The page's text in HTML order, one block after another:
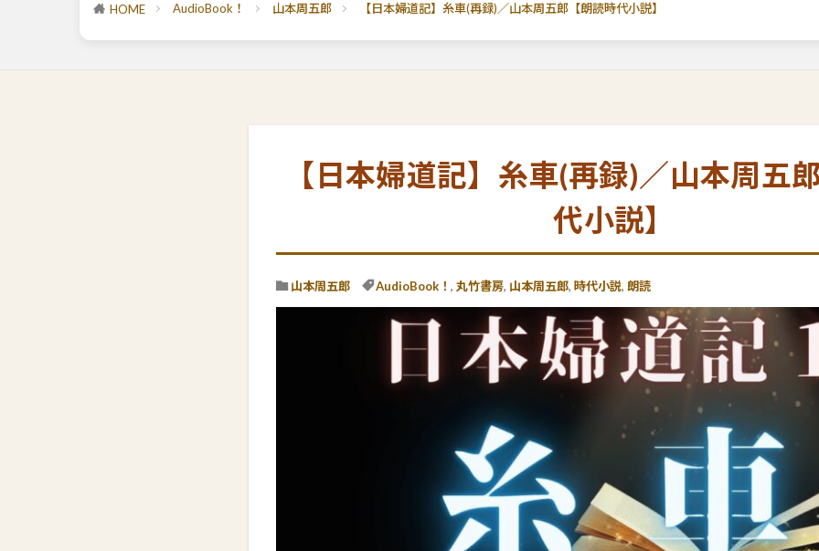
HOME AudioBook！ 山本周五郎 【日本婦道記】糸車(再録)／山本周五郎【朗読時代小説】
【日本婦道記】糸車(再録)／山本周五
代小説】
山本周五郎 AudioBook！ , 丸竹書房, 山本周五郎, 時代小説, 朗読